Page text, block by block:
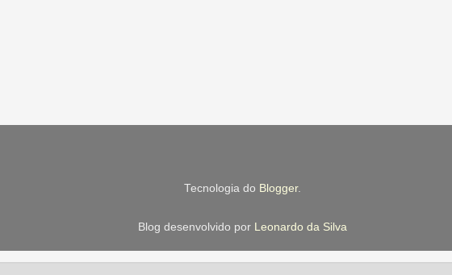
Tecnologia do Blogger.
Blog desenvolvido por Leonardo da Silva